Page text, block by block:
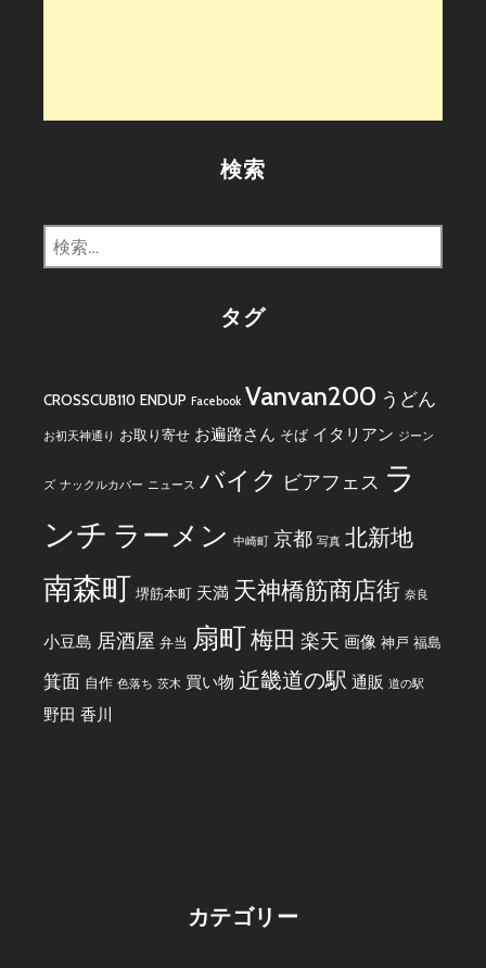
検索
検
索:
タグ
CROSSCUB110 ENDUP Facebook Vanvan200 うどん
お初天神通り お取り寄せ お遍路さん そば イタリアン ジーン
ズ ナックルカバー ニュース バイク ビアフェス ラ
ンチ ラーメン 中崎町 京都 写真 北新地
南森町 堺筋本町 天満 天神橋筋商店街 奈良
小豆島 居酒屋 弁当 扇町梅田 楽天 画像 神戸 福島
箕面 自作 色落ち 茨木 買い物 近畿道の駅 通販 道の駅
野田 香川
カテゴリー